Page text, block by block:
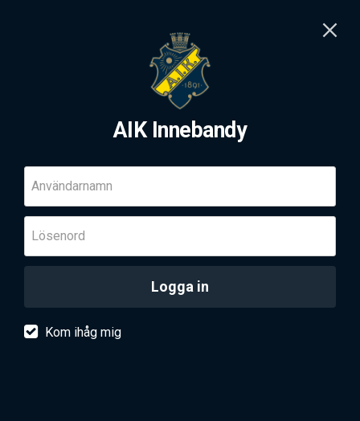
AIK Innebandy
Användarnamn
Lösenord
Logga in
Kom ihåg mig